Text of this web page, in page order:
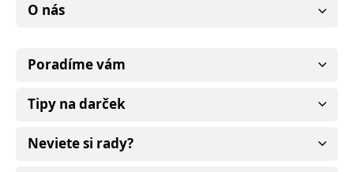
O nás
Poradíme vám
Tipy na darček
Neviete si rady?